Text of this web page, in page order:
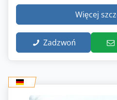
Więcej
Zadzwoń